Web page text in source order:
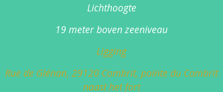
Lichthoogte
19 meter boven zeeniveau
Ligging
Rue de Glénan, 29120 Combrit, pointe du Combrit
naast het fort